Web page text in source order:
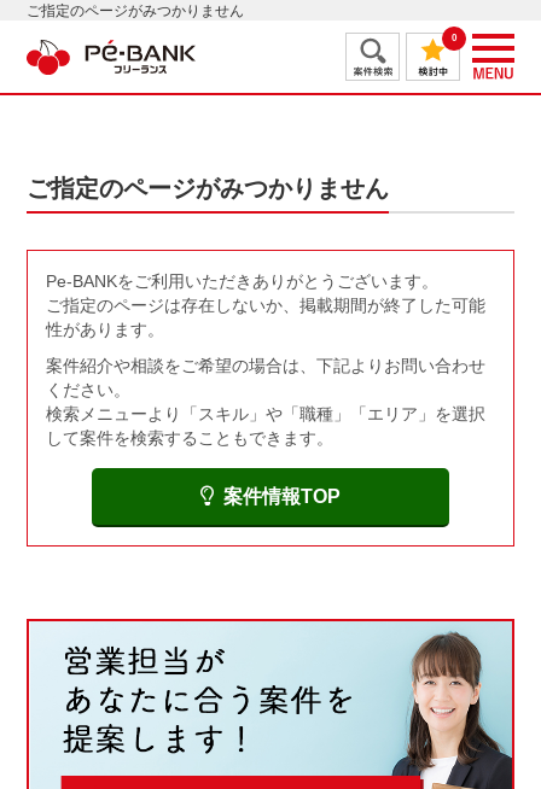
ご指定のページがみつかりません
0
ご指定のページがみつかりません
Pe-BANKをご利用いただきありがとうございます。
ご指定のページは存在しないか、掲載期間が終了した可能
性があります。
案件紹介や相談をご希望の場合は、下記よりお問い合わせ
ください。
検索メニューより「スキル」や「職種」「エリア」を選択
して案件を検索することもできます。
案件情報TOP